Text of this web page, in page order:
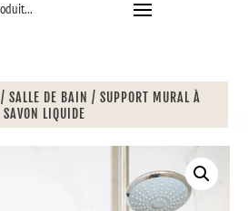
/ SALLE DE BAIN / SUPPORT MURAL À
SAVON LIQUIDE